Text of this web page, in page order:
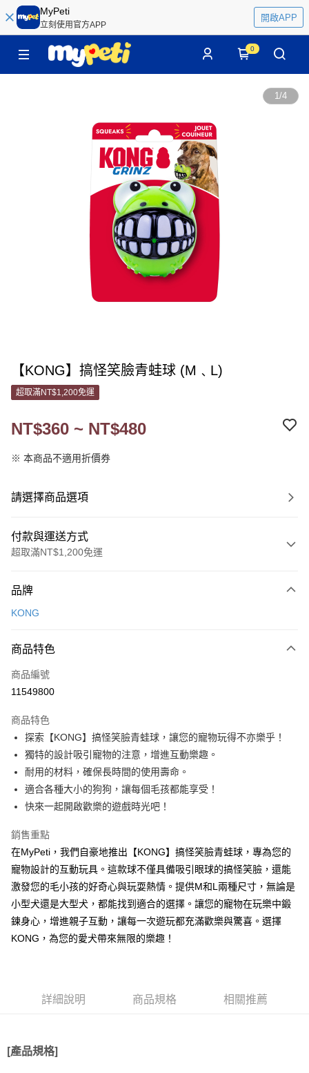
MyPeti
立刻使用官方APP
開啟APP
0
1/4
【KONG】搞怪笑臉青蛙球 (M﹑L)
超取滿NT$1,200免運
NT$360 ~ NT$480
※ 本商品不適用折價券
請選擇商品選項
付款與運送方式
超取滿NT$1,200免運
信用卡一次付款
3 期 0 利率 每期
合作金庫商業銀行
上海商業儲蓄銀行
臺灣中小企業銀行
匯豐（台灣）商業銀行
華泰商業銀行
聯邦商業銀行
遠東國際商業銀行
元大商業銀行
永豐商業銀行
玉山商業銀行
星展（台灣）商業銀行
台灣樂天信用卡公司
合作金庫商業銀行
上海商業儲蓄銀行
國泰世華商業銀行
兆豐國際商業銀行
匯豐（台灣）商業銀行
華泰商業銀行
聯邦商業銀行
遠東國際商業銀行
元大商業銀行
永豐商業銀行
玉山商業銀行
台灣樂天信用卡公司
12 期 0 利率 每期
華南商業銀行
上海商業儲蓄銀行
台北富邦商業銀行
國泰世華商業銀行
兆豐國際商業銀行
臺灣中小企業銀行
台中商業銀行
聯邦商業銀行
遠東國際商業銀行
元大商業銀行
台新國際商業銀行
台灣樂天信用卡公司
華南商業銀行
彰化商業銀行
上海商業儲蓄銀行
台北富邦商業銀行
兆豐國際商業銀行
臺灣中小企業銀行
台中商業銀行
匯豐（台灣）商業銀行
華泰商業銀行
永豐商業銀行
中國信託商業銀行
台灣樂天信用卡公司
超商取貨付款
LINE Pay
Apple Pay
貨到付款
運送方式
全家取貨付款
每筆NT$70，滿NT$1,200(含以上)免運費
付款後全家取貨
每筆NT$70，滿NT$1,200(含以上)免運費
付款後7-11取貨
新竹物流
品牌
KONG
商品特色
商品編號
11549800
商品特色
探索【KONG】搞怪笑臉青蛙球，讓您的寵物玩得不亦樂乎！
獨特的設計吸引寵物的注意，增進互動樂趣。
耐用的材料，確保長時間的使用壽命。
適合各種大小的狗狗，讓每個毛孩都能享受！
快來一起開啟歡樂的遊戲時光吧！
銷售重點
在MyPeti，我們自豪地推出【KONG】搞怪笑臉青蛙球，專為您的
寵物設計的互動玩具。這款球不僅具備吸引眼球的搞怪笑臉，還能
激發您的毛小孩的好奇心與玩耍熱情。提供M和L兩種尺寸，無論是
小型犬還是大型犬，都能找到適合的選擇。讓您的寵物在玩樂中鍛
鍊身心，增進親子互動，讓每一次遊玩都充滿歡樂與驚喜。選擇
KONG，為您的愛犬帶來無限的樂趣！
詳細說明 商品規格 相關推薦
[產品規格]